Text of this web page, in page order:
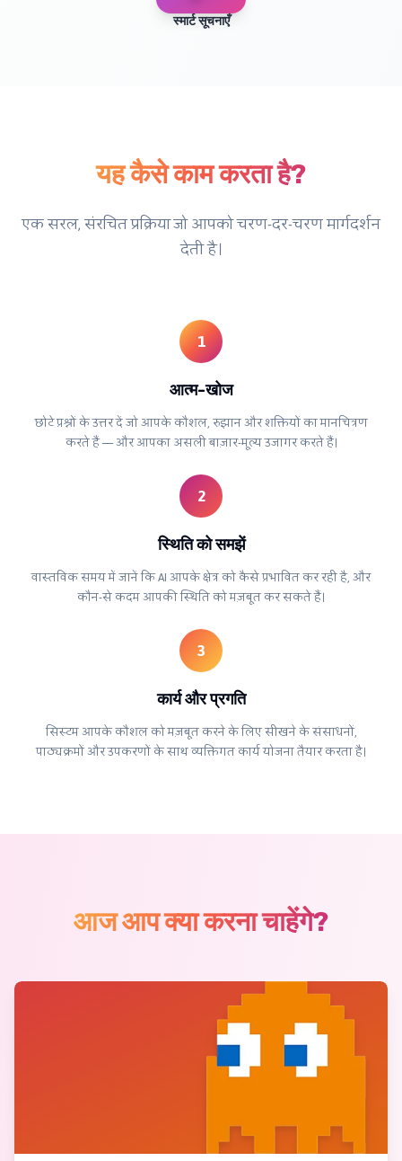
स्मार्ट सूचनाएँ
यह कैसे काम करता है?
एक सरल, संरचित प्रक्रिया जो आपको चरण-दर-चरण मार्गदर्शन
देती है।
1
आत्म-खोज
छोटे प्रश्नों के उत्तर दें जो आपके कौशल, रुझान और शक्तियों का मानचित्रण
करते हैं — और आपका असली बाज़ार-मूल्य उजागर करते हैं।
2
स्थिति को समझें
वास्तविक समय में जानें कि AI आपके क्षेत्र को कैसे प्रभावित कर रही है, और
कौन-से कदम आपकी स्थिति को मज़बूत कर सकते हैं।
3
कार्य और प्रगति
सिस्टम आपके कौशल को मज़बूत करने के लिए सीखने के संसाधनों,
पाठ्यक्रमों और उपकरणों के साथ व्यक्तिगत कार्य योजना तैयार करता है।
आज आप क्या करना चाहेंगे?